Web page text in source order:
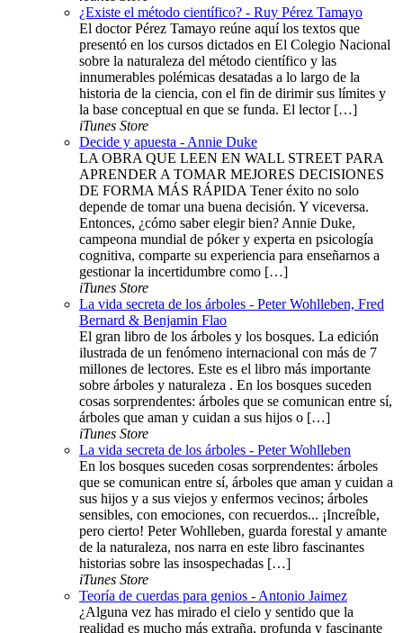
¿Existe el método científico? - Ruy Pérez Tamayo
El doctor Pérez Tamayo reúne aquí los textos que
presentó en los cursos dictados en El Colegio Nacional
sobre la naturaleza del método científico y las
innumerables polémicas desatadas a lo largo de la
historia de la ciencia, con el fin de dirimir sus límites y
la base conceptual en que se funda. El lector […]
iTunes Store
Decide y apuesta - Annie Duke
LA OBRA QUE LEEN EN WALL STREET PARA
APRENDER A TOMAR MEJORES DECISIONES
DE FORMA MÁS RÁPIDA Tener éxito no solo
depende de tomar una buena decisión. Y viceversa.
Entonces, ¿cómo saber elegir bien? Annie Duke,
campeona mundial de póker y experta en psicología
cognitiva, comparte su experiencia para enseñarnos a
gestionar la incertidumbre como […]
iTunes Store
La vida secreta de los árboles - Peter Wohlleben, Fred
Bernard & Benjamin Flao
El gran libro de los árboles y los bosques. La edición
ilustrada de un fenómeno internacional con más de 7
millones de lectores. Este es el libro más importante
sobre árboles y naturaleza . En los bosques suceden
cosas sorprendentes: árboles que se comunican entre sí,
árboles que aman y cuidan a sus hijos o […]
iTunes Store
La vida secreta de los árboles - Peter Wohlleben
En los bosques suceden cosas sorprendentes: árboles
que se comunican entre sí, árboles que aman y cuidan a
sus hijos y a sus viejos y enfermos vecinos; árboles
sensibles, con emociones, con recuerdos... ¡Increíble,
pero cierto! Peter Wohlleben, guarda forestal y amante
de la naturaleza, nos narra en este libro fascinantes
historias sobre las insospechadas […]
iTunes Store
Teoría de cuerdas para genios - Antonio Jaimez
¿Alguna vez has mirado el cielo y sentido que la
realidad es mucho más extraña, profunda y fascinante